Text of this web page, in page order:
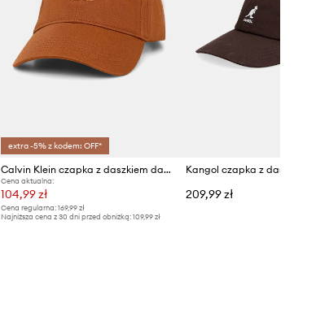
extra -5% z kodem: OFF*
Calvin Klein czapka z daszkiem damska bawełniana
Cena aktualna:
104,99 zł
Cena regularna:169,99 zł
Najniższa cena z 30 dni przed obniżką:109,99 zł
209,99 zł